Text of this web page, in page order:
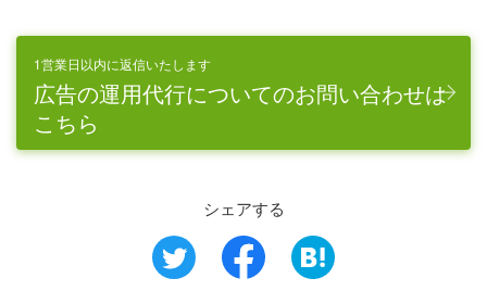
1営業日以内に返信いたします
広告の運用代行についてのお問い合わせは
こちら
シェアする